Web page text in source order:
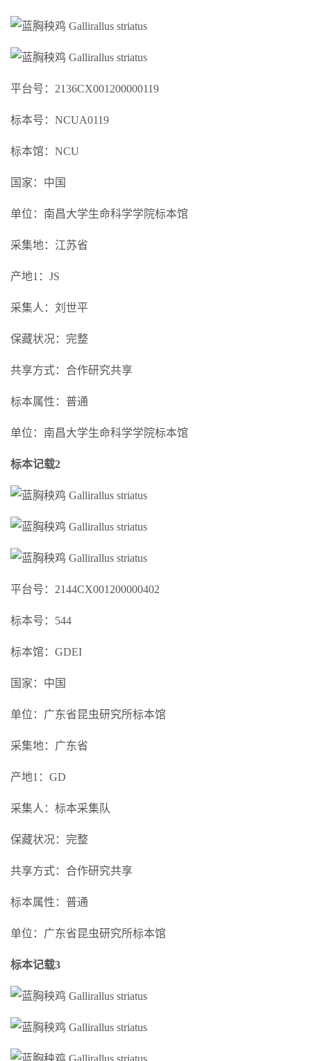
平台号：2136CX001200000119
标本号：NCUA0119
标本馆：NCU
国家：中国
单位：南昌大学生命科学学院标本馆
采集地：江苏省
产地1：JS
采集人：刘世平
保藏状况：完整
共享方式：合作研究共享
标本属性：普通
单位：南昌大学生命科学学院标本馆
标本记载2
平台号：2144CX001200000402
标本号：544
标本馆：GDEI
国家：中国
单位：广东省昆虫研究所标本馆
采集地：广东省
产地1：GD
采集人：标本采集队
保藏状况：完整
共享方式：合作研究共享
标本属性：普通
单位：广东省昆虫研究所标本馆
标本记载3